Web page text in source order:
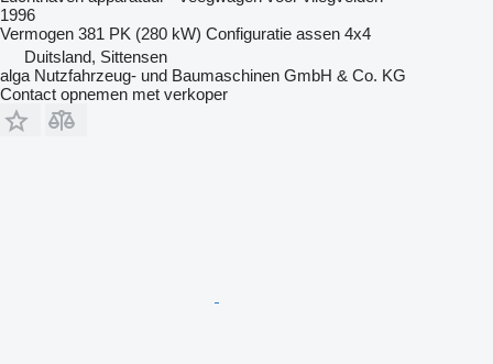
1996
Vermogen 381 PK (280 kW) Configuratie assen 4x4
Duitsland, Sittensen
alga Nutzfahrzeug- und Baumaschinen GmbH & Co. KG
Contact opnemen met verkoper